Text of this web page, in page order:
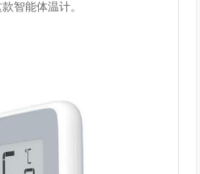
智能体温计。